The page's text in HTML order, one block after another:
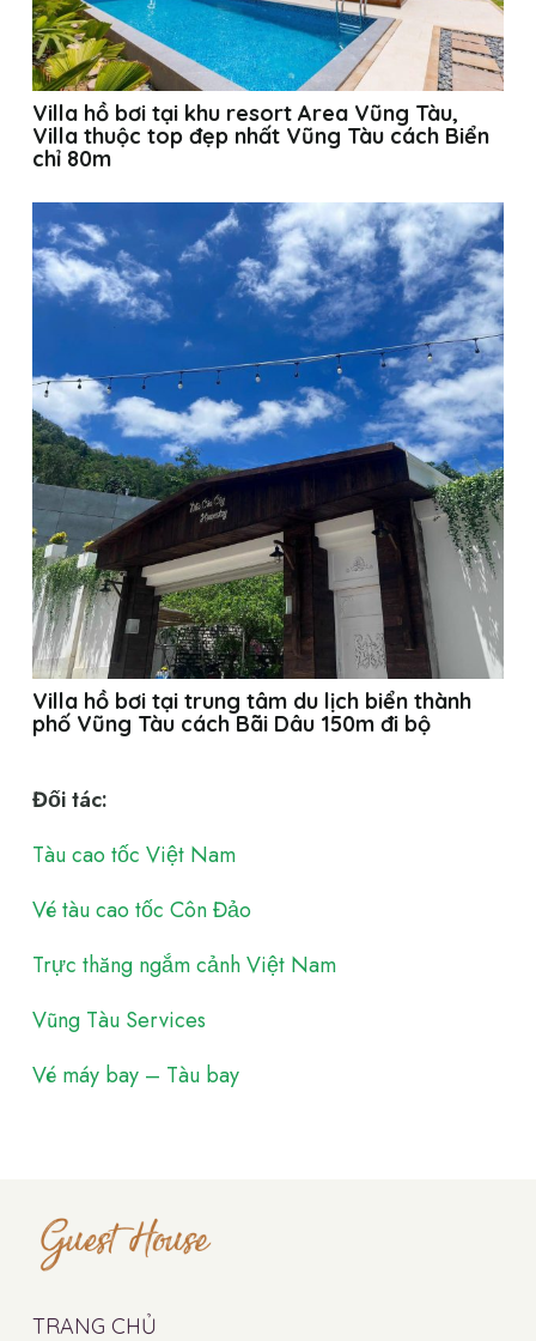
Villa hồ bơi tại khu resort Area Vũng Tàu,
Villa thuộc top đẹp nhất Vũng Tàu cách Biển
chỉ 80m
Villa hồ bơi tại trung tâm du lịch biển thành
phố Vũng Tàu cách Bãi Dâu 150m đi bộ
Đối tác:
Tàu cao tốc Việt Nam
Vé tàu cao tốc Côn Đảo
Trực thăng ngắm cảnh Việt Nam
Vũng Tàu Services
Vé máy bay – Tàu bay
TRANG CHỦ